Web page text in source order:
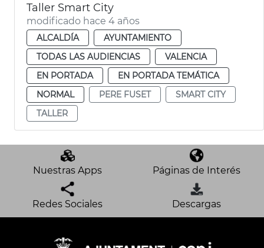
Taller Smart City
modificado hace 4 años
ALCALDÍA
AYUNTAMIENTO
TODAS LAS AUDIENCIAS
VALENCIA
EN PORTADA
EN PORTADA TEMÁTICA
NORMAL
PERE FUSET
SMART CITY
TALLER
Nuestras Apps Páginas de Interés
Redes Sociales Descargas